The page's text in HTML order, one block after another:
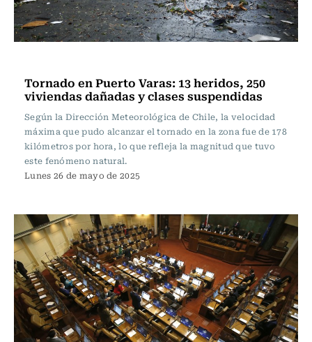
Tornado en Puerto Varas: 13 heridos, 250
viviendas dañadas y clases suspendidas
Según la Dirección Meteorológica de Chile, la velocidad
máxima que pudo alcanzar el tornado en la zona fue de 178
kilómetros por hora, lo que refleja la magnitud que tuvo
este fenómeno natural.
Lunes 26 de mayo de 2025